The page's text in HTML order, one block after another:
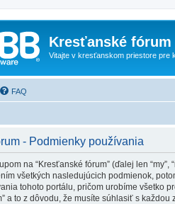
Kresťanské fórum
Vitajte v kresťanskom priestore pre
FAQ
- Podmienky používania
na “Kresťanské fórum” (ďalej len
všetkých nasledujúcich podmienok,
tohoto portálu, pričom urobíme všetko
a to z dôvodu, že musíte súhlasiť s